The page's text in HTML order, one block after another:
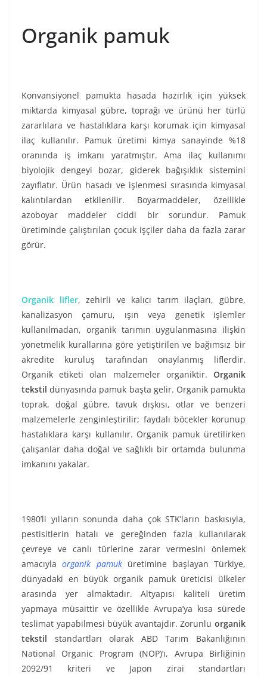
Organik pamuk
Konvansiyonel pamukta hasada hazırlık için yüksek
miktarda kimyasal gübre, toprağı ve ürünü her türlü
zararlılara ve hastalıklara karşı korumak için kimyasal
ilaç kullanılır. Pamuk üretimi kimya sanayinde %18
oranında iş imkanı yaratmıştır. Ama ilaç kullanımı
biyolojik dengeyi bozar, giderek bağışıklık sistemini
zayıflatır. Ürün hasadı ve işlenmesi sırasında kimyasal
kalıntılardan etkilenilir. Boyarmaddeler, özellikle
azoboyar maddeler ciddi bir sorundur. Pamuk
üretiminde çalıştırılan çocuk işçiler daha da fazla zarar
görür.
Organik lifler, zehirli ve kalıcı tarım ilaçları, gübre,
kanalizasyon çamuru, ışın veya genetik işlemler
kullanılmadan, organik tarımın uygulanmasına ilişkin
yönetmelik kurallarına göre yetiştirilen ve bağımsız bir
akredite kuruluş tarafından onaylanmış liflerdir.
Organik etiketi olan malzemeler organiktir. Organik
tekstil dünyasında pamuk başta gelir. Organik pamukta
toprak, doğal gübre, tavuk dışkısı, otlar ve benzeri
malzemelerle zenginleştirilir; faydalı böcekler korunup
hastalıklara karşı kullanılır. Organik pamuk üretilirken
çalışanlar daha doğal ve sağlıklı bir ortamda bulunma
imkanını yakalar.
1980’li yılların sonunda daha çok STK’ların baskısıyla,
pestisitlerin hatalı ve gereğinden fazla kullanılarak
çevreye ve canlı türlerine zarar vermesini önlemek
amacıylaorganik pamuküretimine başlayan Türkiye,
dünyadaki en büyük organik pamuk üreticisi ülkeler
arasında yer almaktadır. Altyapısı kaliteli üretim
yapmaya müsaittir ve özellikle Avrupa’ya kısa sürede
teslimat yapabilmesi büyük avantajdır. Zorunlu organik
tekstil standartları olarak ABD Tarım Bakanlığının
National Organic Program (NOP)’ı, Avrupa Birliğinin
2092/91 kriteri ve Japon zirai standartları